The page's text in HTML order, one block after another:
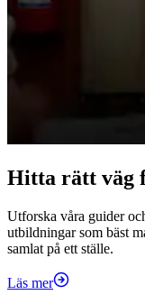
Hitta rätt väg
Utforska våra guider
utbildningar som bäst
samlat på ett ställe.
Läs mer